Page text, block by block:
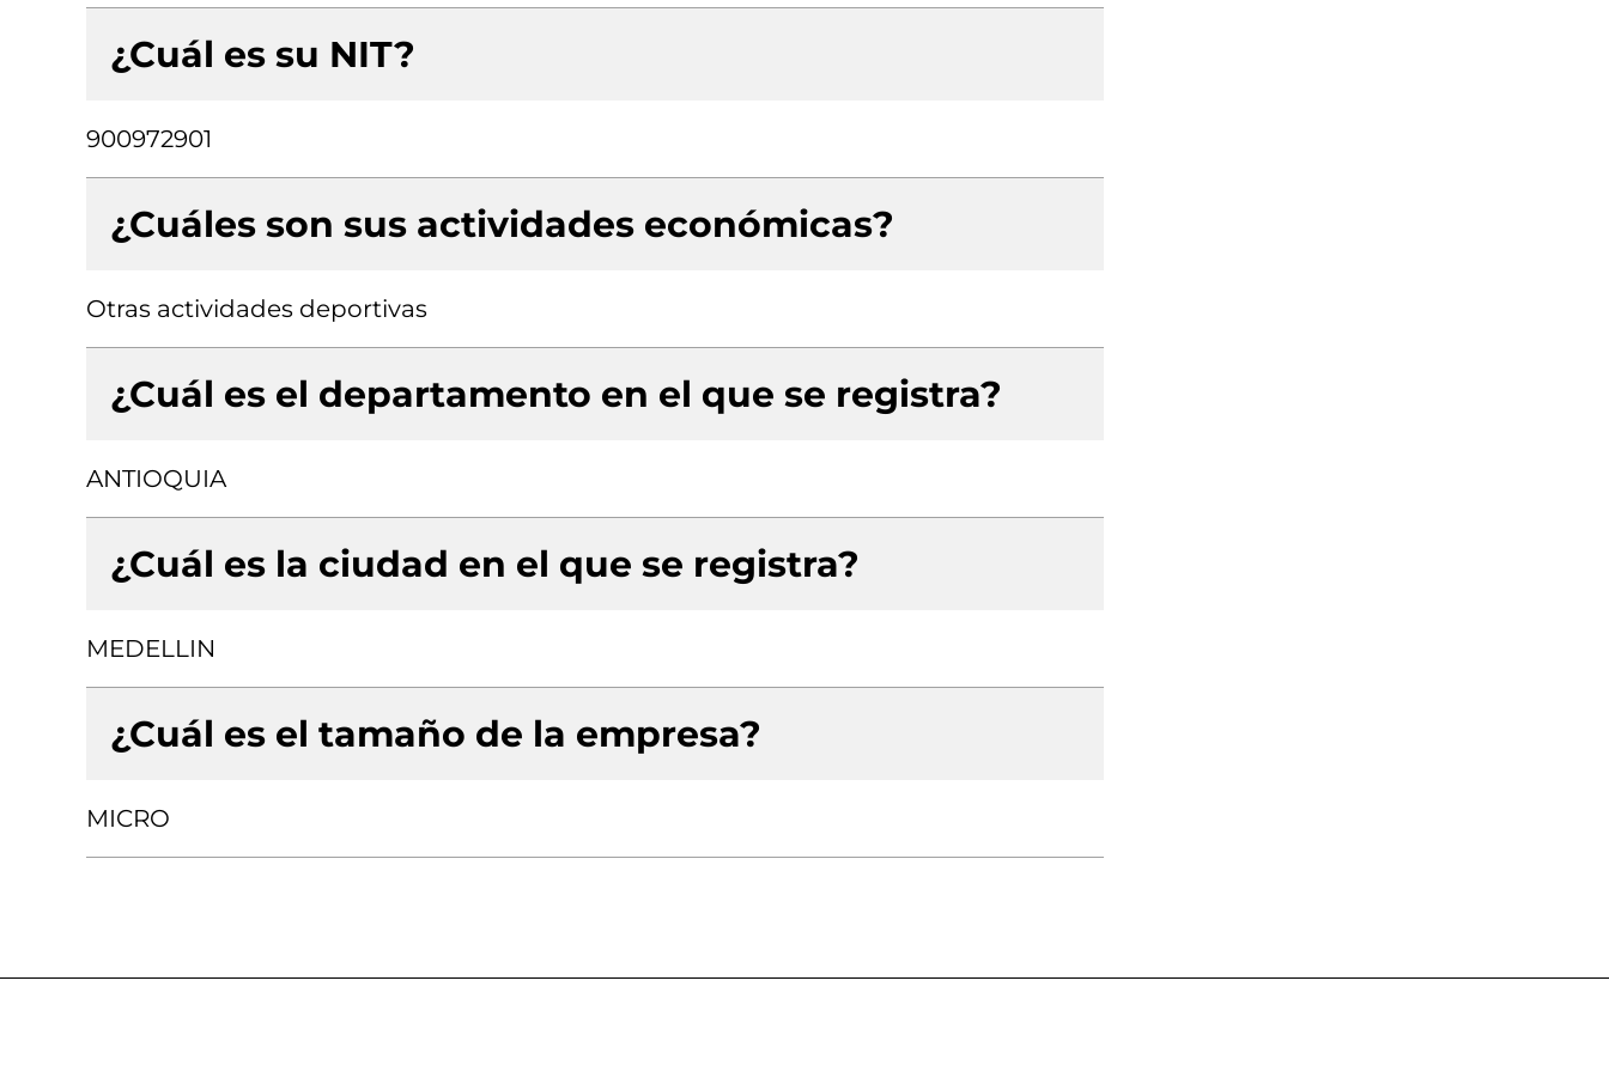
¿Cuál es su NIT?
900972901
¿Cuáles son sus actividades económicas?
Otras actividades deportivas
¿Cuál es el departamento en el que se registra?
ANTIOQUIA
¿Cuál es la ciudad en el que se registra?
MEDELLIN
¿Cuál es el tamaño de la empresa?
MICRO